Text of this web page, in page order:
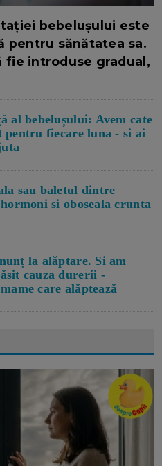
bebelușului este
pentru sănătatea sa.
fie introduse gradual,
al bebelușului: Avem cate
fiecare luna - si ai
sau baletul dintre
si oboseala crunta
la alăptare. Si am
cauza durerii -
care alăptează